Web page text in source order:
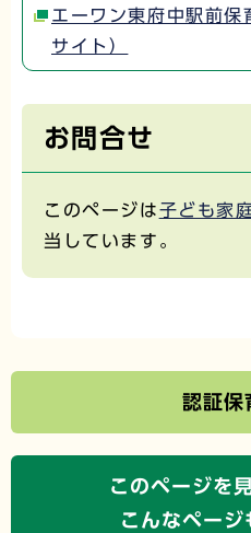
エーワン東府中駅前保
サイト）
お問合せ
このページは子ども家
当しています。
認証保
このページを
こんなページ